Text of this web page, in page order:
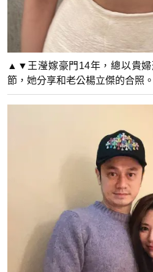
▲▼王瀅嫁豪門14年，總以貴婦
節，她分享和老公楊立傑的合照